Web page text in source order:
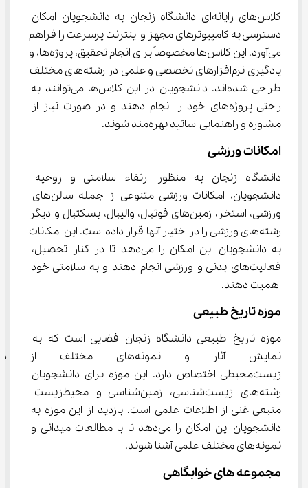
کلاس‌های رایانه‌ای دانشگاه زنجان به دانشجویان امکان
دسترسی به کامپیوترهای مجهز و اینترنت پرسرعت را فراهم
می‌آورد. این کلاس‌ها مخصوصاً برای انجام تحقیق، پروژه‌ها، و
یادگیری نرم‌افزارهای تخصصی و علمی در رشته‌های مختلف
طراحی شده‌اند. دانشجویان در این کلاس‌ها می‌توانند به
راحتی پروژه‌های خود را انجام دهند و در صورت نیاز از
مشاوره و راهنمایی اساتید بهره‌مند شوند.
امکانات ورزشی
دانشگاه زنجان به منظور ارتقاء سلامتی و روحیه
دانشجویان، امکانات ورزشی متنوعی از جمله سالن‌های
ورزشی، استخر، زمین‌های فوتبال، والیبال، بسکتبال و دیگر
رشته‌های ورزشی را در اختیار آنها قرار داده است. این امکانات
به دانشجویان این امکان را می‌دهد تا در کنار تحصیل،
فعالیت‌های بدنی و ورزشی انجام دهند و به سلامتی خود
اهمیت دهند.
موزه تاریخ طبیعی
موزه تاریخ طبیعی دانشگاه زنجان فضایی است که به
نمایش آثار و نمونه‌های
زیست‌محیطی اختصاص دارد. این موزه برای دانشجویان
رشته‌های زیست‌شناسی، زمین‌شناسی و محیط‌زیست
منبعی غنی از اطلاعات علمی است. بازدید از این موزه به
دانشجویان این امکان را می‌دهد تا با مطالعات میدانی و
نمونه‌های مختلف علمی آشنا شوند.
مجموعه‌ های خوابگاهی